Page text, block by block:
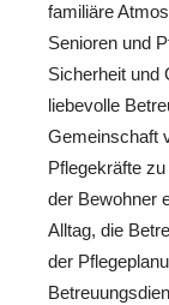
familiäre
Senioren und
Sicherheit und
liebevolle
Gemeinschaft
Pflegekräfte
der Bewohner
Alltag, die
der